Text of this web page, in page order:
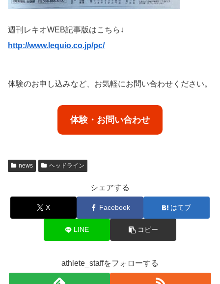
週刊レキオWEB記事版はこちら↓
http://www.lequio.co.jp/pc/
体験のお申し込みなど、お気軽にお問い合わせください。
体験・お問い合わせ
news ヘッドライン
シェアする
X Facebook はてブ
LINE コピー
athlete_staffをフォローする